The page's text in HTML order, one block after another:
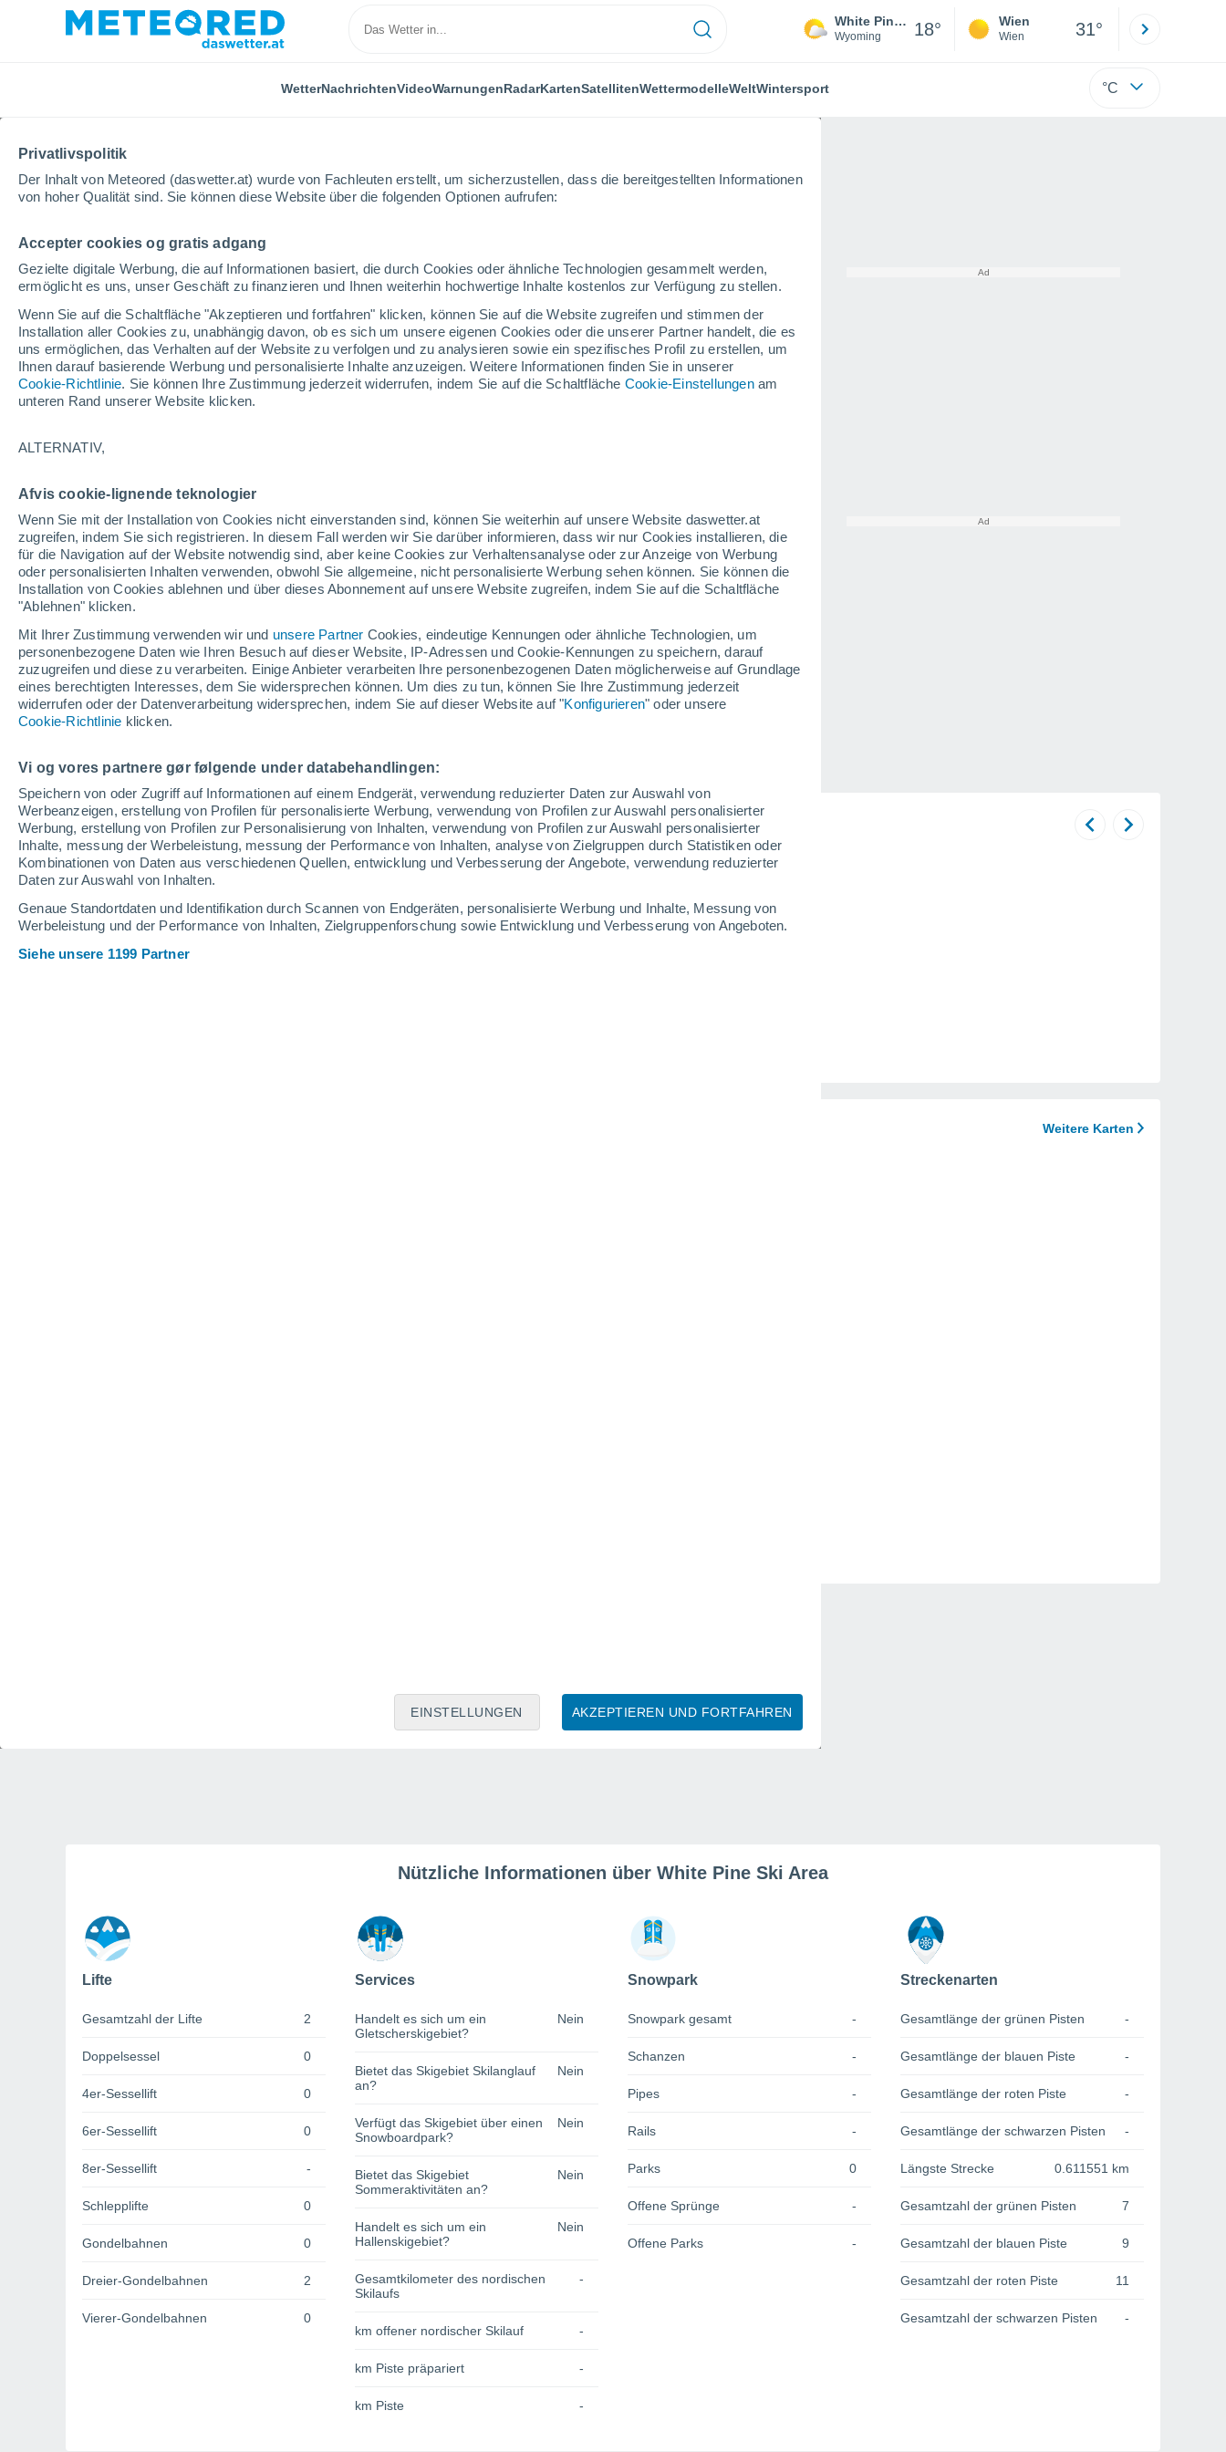
Privatlivspolitik
Der Inhalt von Meteored (daswetter.at) wurde von Fachleuten erstellt, um sicherzustellen, dass die bereitgestellten Informationen
von hoher Qualität sind. Sie können diese Website über die folgenden Optionen aufrufen:
Accepter cookies og gratis adgang
Gezielte digitale Werbung, die auf Informationen basiert, die durch Cookies oder ähnliche Technologien gesammelt werden,
ermöglicht es uns, unser Geschäft zu finanzieren und Ihnen weiterhin hochwertige Inhalte kostenlos zur Verfügung zu stellen.
Wenn Sie auf die Schaltfläche "Akzeptieren und fortfahren" klicken, können Sie auf die Website zugreifen und stimmen der
Installation aller Cookies zu, unabhängig davon, ob es sich um unsere eigenen Cookies oder die unserer Partner handelt, die es
uns ermöglichen, das Verhalten auf der Website zu verfolgen und zu analysieren sowie ein spezifisches Profil zu erstellen, um
Ihnen darauf basierende Werbung und personalisierte Inhalte anzuzeigen. Weitere Informationen finden Sie in unserer
Cookie-Richtlinie. Sie können Ihre Zustimmung jederzeit widerrufen, indem Sie auf die Schaltfläche Cookie-Einstellungenam
unteren Rand unserer Website klicken.
ALTERNATIV,
Afvis cookie-lignende teknologier
Wenn Sie mit der Installation von Cookies nicht einverstanden sind, können Sie weiterhin auf unsere Website daswetter.at
zugreifen, indem Sie sich registrieren. In diesem Fall werden wir Sie darüber informieren, dass wir nur Cookies installieren, die
für die Navigation auf der Website notwendig sind, aber keine Cookies zur Verhaltensanalyse oder zur Anzeige von Werbung
oder personalisierten Inhalten verwenden, obwohl Sie allgemeine, nicht personalisierte Werbung sehen können. Sie können die
Installation von Cookies ablehnen und über dieses Abonnement auf unsere Website zugreifen, indem Sie auf die Schaltfläche
"Ablehnen" klicken.
Mit Ihrer Zustimmung verwenden wir und unsere Partner Cookies, eindeutige Kennungen oder ähnliche Technologien, um
personenbezogene Daten wie Ihren Besuch auf dieser Website, IP-Adressen und Cookie-Kennungen zu speichern, darauf
zuzugreifen und diese zu verarbeiten. Einige Anbieter verarbeiten Ihre personenbezogenen Daten möglicherweise auf Grundlage
eines berechtigten Interesses, dem Sie widersprechen können. Um dies zu tun, können Sie Ihre Zustimmung jederzeit
widerrufen oder der Datenverarbeitung widersprechen, indem Sie auf dieser Website auf "Konfigurieren" oder unsere
Cookie-Richtlinie klicken.
Vi og vores partnere gør følgende under databehandlingen:
Speichern von oder Zugriff auf Informationen auf einem Endgerät, verwendung reduzierter Daten zur Auswahl von
Werbeanzeigen, erstellung von Profilen für personalisierte Werbung, verwendung von Profilen zur Auswahl personalisierter
Werbung, erstellung von Profilen zur Personalisierung von Inhalten, verwendung von Profilen zur Auswahl personalisierter
Inhalte, messung der Werbeleistung, messung der Performance von Inhalten, analyse von Zielgruppen durch Statistiken oder
Kombinationen von Daten aus verschiedenen Quellen, entwicklung und Verbesserung der Angebote, verwendung reduzierter
Daten zur Auswahl von Inhalten.
Genaue Standortdaten und Identifikation durch Scannen von Endgeräten, personalisierte Werbung und Inhalte, Messung von
Werbeleistung und der Performance von Inhalten, Zielgruppenforschung sowie Entwicklung und Verbesserung von Angeboten.
Siehe unsere 1199 Partner
AKZEPTIEREN UND FORTFAHREN
EINSTELLUNGEN
White Pine Ski Area
Wyoming 18° Wien
Wien 31°
WetterNachrichtenVideoWarnungenRadarKartenSatellitenWettermodelleWeltWintersport °C
Home USA Staat Wyoming
White Pine Ski Area
Eröffnung
131 fehlende Tage
Geschlossen
Heute
9. Aug
Morgen
10. Aug
Dienstag
11. Aug
Schneebericht heute
Pisten nach
Schwierigkeitsgrad
7 9 11 -
befahrbare Pistenkilometer -
Offene Pisten 0 / 27
Schneeverhältnisse
Schneehöhe iauf dem Berg
Schneebeschaffenheit im Tal
Webcams in White Pine Ski Area
Weitere Karten
Nützliche Informationen über White Pine Ski Area
Lifte
Gesamtzahl der Lifte 2
Doppelsessel 0
4er-Sessellift 0
6er-Sessellift 0
8er-Sessellift -
Schlepplifte 0
Gondelbahnen 0
Dreier-Gondelbahnen 2
Vierer-Gondelbahnen 0
Services
Handelt es sich um ein
Gletscherskigebiet?
Nein
Bietet das Skigebiet Skilanglauf
an?
Nein
Verfügt das Skigebiet über einen
Snowboardpark?
Nein
Bietet das Skigebiet
Sommeraktivitäten an?
Nein
Handelt es sich um ein
Hallenskigebiet?
Nein
Gesamtkilometer des nordischen
Skilaufs
-
km offener nordischer Skilauf -
km Piste präpariert -
km Piste -
Snowpark
Snowpark gesamt -
Schanzen -
Pipes -
Rails -
Parks 0
Offene Sprünge -
Offene Parks -
Streckenarten
Gesamtlänge der grünen Pisten -
Gesamtlänge der blauen Piste -
Gesamtlänge der roten Piste -
Gesamtlänge der schwarzen Pisten -
Längste Strecke 0.611551 km
Gesamtzahl der grünen Pisten 7
Gesamtzahl der blauen Piste 9
Gesamtzahl der roten Piste 11
Gesamtzahl der schwarzen Pisten -